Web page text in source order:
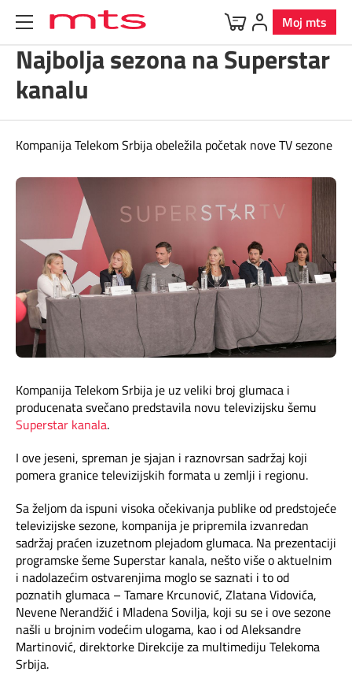
Moj mts
Najbolja sezona na Superstar
kanalu
Kompanija Telekom Srbija obeležila početak nove TV sezone
Kompanija Telekom Srbija je uz veliki broj glumaca i
producenata svečano predstavila novu televizijsku šemu
Superstar kanala.
I ove jeseni, spreman je sjajan i raznovrsan sadržaj koji
pomera granice televizijskih formata u zemlji i regionu.
Sa željom da ispuni visoka očekivanja publike od predstojeće
televizijske sezone, kompanija je pripremila izvanredan
sadržaj praćen izuzetnom plejadom glumaca. Na prezentaciji
programske šeme Superstar kanala, nešto više o aktuelnim
i nadolazećim ostvarenjima moglo se saznati i to od
poznatih glumaca – Tamare Krcunović, Zlatana Vidovića,
Nevene Nerandžić i Mladena Sovilja, koji su se i ove sezone
našli u brojnim vodećim ulogama, kao i od Aleksandre
Martinović, direktorke Direkcije za multimediju Telekoma
Srbija.